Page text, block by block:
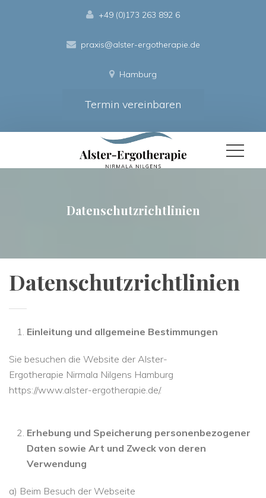
+49 (0)173 263 892 6
praxis@alster-ergotherapie.de
Hamburg
Termin vereinbaren
Datenschutzrichtlinien
Datenschutzrichtlinien
Einleitung und allgemeine Bestimmungen
Sie besuchen die Website der Alster-
Ergotherapie Nirmala Nilgens Hamburg
https://www.alster-ergotherapie.de/.
Erhebung und Speicherung personenbezogener
Daten sowie Art und Zweck von deren
Verwendung
a) Beim Besuch der Webseite